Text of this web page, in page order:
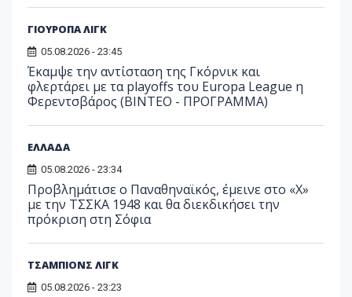
ΓΙΟΥΡΟΠΑ ΛΙΓΚ
05.08.2026 - 23:45
Έκαμψε την αντίσταση της Γκόρνικ και
φλερτάρει με τα playoffs του Europa League η
Φερεντσβάρος (ΒΙΝΤΕΟ - ΠΡΟΓΡΑΜΜΑ)
ΕΛΛΑΔΑ
05.08.2026 - 23:34
Προβλημάτισε ο Παναθηναϊκός, έμεινε στο «Χ»
με την ΤΣΣΚΑ 1948 και θα διεκδικήσει την
πρόκριση στη Σόφια
ΤΣΑΜΠΙΟΝΣ ΛΙΓΚ
05.08.2026 - 23:23